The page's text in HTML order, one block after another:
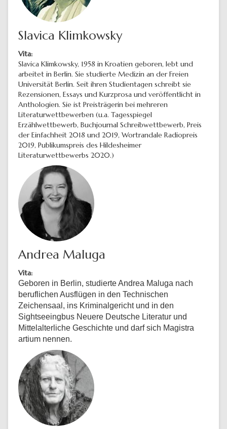
Slavica Klimkowsky
Vita:
Slavica Klimkowsky, 1958 in Kroatien geboren, lebt und
arbeitet in Berlin. Sie studierte Medizin an der Freien
Universität Berlin. Seit ihren Studientagen schreibt sie
Rezensionen, Essays und Kurzprosa und veröffentlicht in
Anthologien. Sie ist Preisträgerin bei mehreren
Literaturwettbewerben (u.a. Tagesspiegel
Erzählwettbewerb, Buchjournal Schreibwettbewerb, Preis
der Einfachheit 2018 und 2019, Wortrandale Radiopreis
2019, Publikumspreis des Hildesheimer
Literaturwettbewerbs 2020.)
Andrea Maluga
Vita:
Geboren in Berlin, studierte Andrea Maluga nach
beruflichen Ausflügen in den Technischen
Zeichensaal, ins Kriminalgericht und in den
Sightseeingbus Neuere Deutsche Literatur und
Mittelalterliche Geschichte und darf sich Magistra
artium nennen.